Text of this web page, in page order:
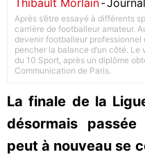
Thibault Morlain-
Après s’être essayé à différents
carrière de footballeur amateur.
devenir footballeur
pencher la balance d’un côté.
du 10 Sport, après un diplôme
Communication de Paris.
La finale de la
désormais
peut à nouveau se